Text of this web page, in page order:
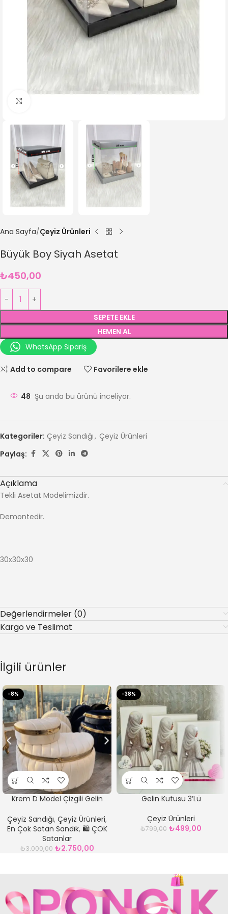
Ana Sayfa Çeyiz Ürünleri
Büyük Boy Siyah Asetat
₺450,00
SEPETE EKLE
HEMEN AL
WhatsApp Sipariş
Add to compare Favorilere ekle
48 Şu anda bu ürünü inceliyor.
Kategoriler: Çeyiz Sandığı, Çeyiz Ürünleri
Paylaş:
Açıklama
Tekli Asetat Modelimizdir.
Demontedir.
30x30x30
Değerlendirmeler (0)
Kargo ve Teslimat
İlgili ürünler
-8%
Krem D Model Çizgili Gelin
Çeyiz Sandığı, Çeyiz Ürünleri,
En Çok Satan Sandık, 🛍️ ÇOK
Satanlar
₺3.000,00 ₺2.750,00
-38%
Gelin Kutusu 3’Lü
Çeyiz Ürünleri
₺799,00 ₺499,00